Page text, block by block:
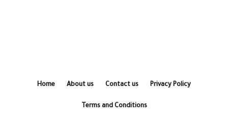
Home About us Contact us Privacy Policy
Terms and Conditions